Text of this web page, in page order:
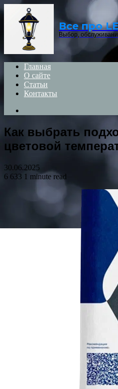
Все про
Выбор,
Главная
О сайте
Статьи
Контакты
Как выбрать
цветовой
30.06.2025
6 633 1 minute read